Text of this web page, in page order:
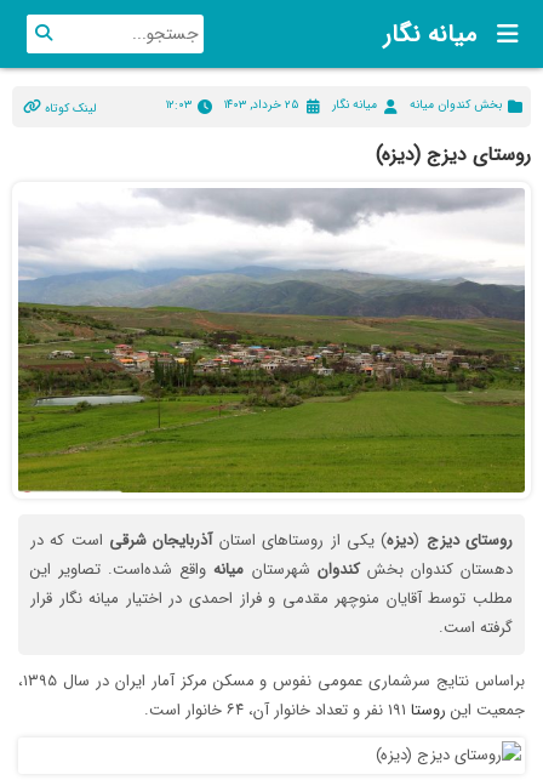
میانه نگار
بخش کندوان میانه میانه نگار ۲۵ خرداد, ۱۴۰۳ ۱۲:۰۳ لینک کوتاه
روستای دیزج (دیزه)
روستای دیزج (دیزه) یکی از روستاهای استانآذربایجان شرقی است که در
دهستان کندوان بخشکندوان شهرستان میانهواقع شده‌است. تصاویر این
مطلب توسط آقایان منوچهر مقدمی و فراز احمدی در اختیار میانه نگار قرار
گرفته است.
براساس نتایج سرشماری عمومی نفوس و مسکن مرکز آمار ایران در سال ۱۳۹۵،
جمعیت این روستا